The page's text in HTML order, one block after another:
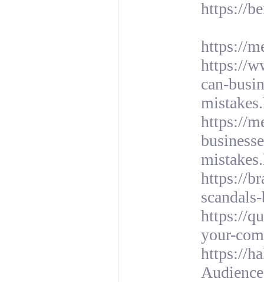
https://
https://
https://
can-
https://
https://
https://
your-
https://